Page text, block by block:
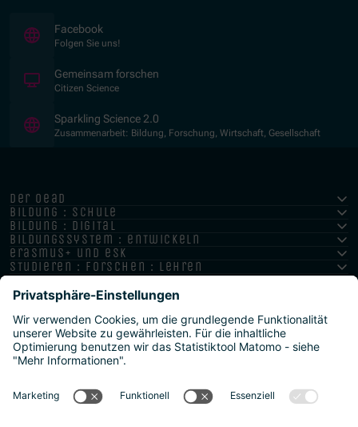
Facebook
Folgen Sie uns!
Gemeinsam forschen
Citizen Science
Sparkling Science 2.0
Zusammenarbeit: Bildung, Forschung, Wirtschaft, Gesellschaft
der oead
bildung : schule
bildung : digital
bildungssystem : entwickeln
erasmus+ und esk
studieren : forschen : lehren
hochschule : strategie : international